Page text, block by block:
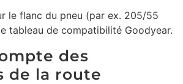
le flanc du pneu (par ex. 205/55
tableau de compatibilité Goodyear.
des
de la route